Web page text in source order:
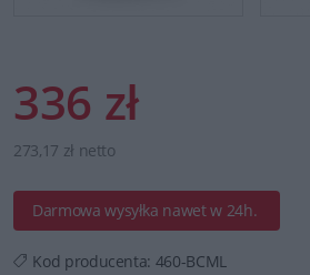
336 zł
273,17 zł netto
Darmowa wysyłka nawet w 24h.
Kod producenta: 460-BCML